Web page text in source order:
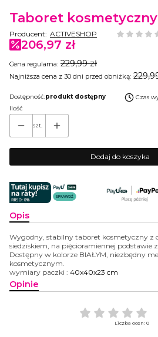
Taboret kosmetyczny
Producent: ACTIVESHOP
206,97 zł
Cena regularna: 229,99 zł
Najniższa cena z 30 dni przed obniżką:
Dostępność:produkt dostępny Czas
Ilość
szt.
Dodaj do koszyka
Opis
Wygodny, stabilny taboret kosmetyczny z
siedziskiem, na pięcioramiennej podstawie
Dostępny w kolorze BIAŁYM, niezbędny
kosmetycznym.
wymiary paczki : 40x40x23 cm
Opinie
Liczba ocen: 0